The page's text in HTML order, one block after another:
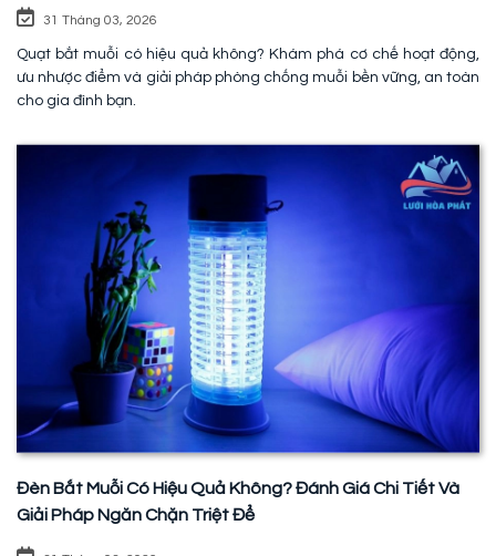
31 Tháng 03, 2026
Quạt bắt muỗi có hiệu quả không? Khám phá cơ chế hoạt động,
ưu nhược điểm và giải pháp phòng chống muỗi bền vững, an toàn
cho gia đình bạn.
Đèn Bắt Muỗi Có Hiệu Quả Không? Đánh Giá Chi Tiết Và
Giải Pháp Ngăn Chặn Triệt Để